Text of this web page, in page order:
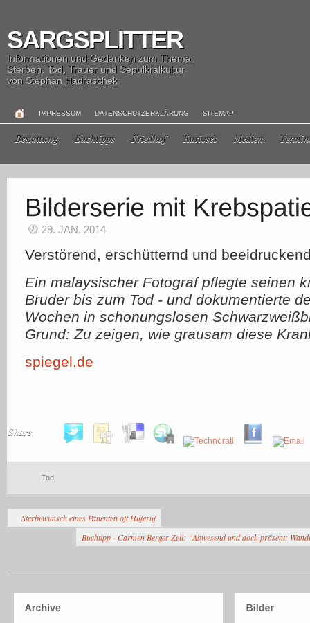
SARGSPLITTER
Informationen und Gedanken zum Thema
Sterben, Tod, Trauer und Sepulkralkultur
von Stephan Hadraschek
IMPRESSUM DATENSCHUTZERKLÄRUNG SITEMAP
Bestattung Buchtipps Friedhof Kurioses Medien
29. JAN. 2014
Verstörend, erschütternd und
Ein malaysischer Fotograf pflegte seinen
Bruder bis zum Tod - und dokumentierte
Wochen in schonungslosen
Grund: Zu zeigen, wie grausam diese
spiegel.de
Share
Tod
Sterbewunsch eines Patienten oft Hilferuf
Buchtipp - Carmen Berger-Zell: “Abwesend und doch präsent: